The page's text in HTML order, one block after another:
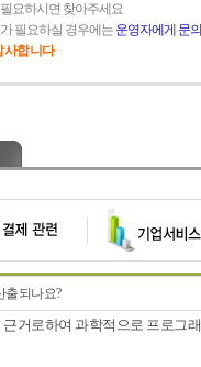
요하시면 찾아주세요
필요하실 경우에는 운영자에게 문의
사합니다
출되나요?
거로하여 과학적으로 프로그